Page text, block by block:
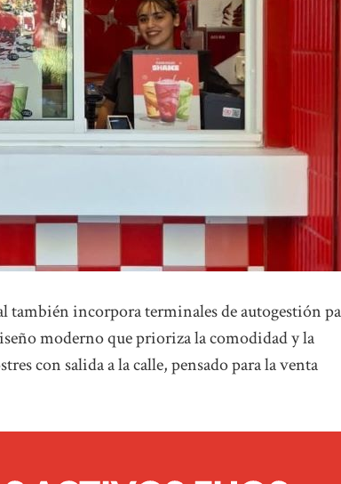
también incorpora terminales de autogestión
moderno que prioriza la comodidad y la
con salida a la calle, pensado para la venta